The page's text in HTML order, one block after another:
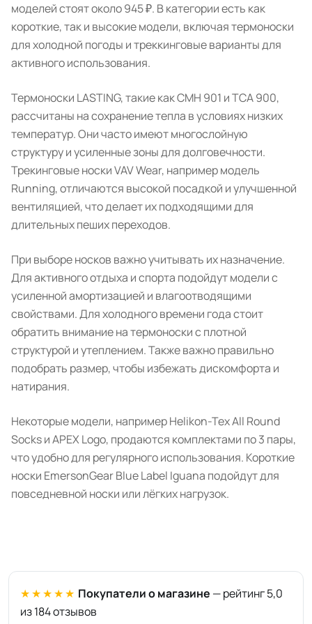
моделей стоят около 945 ₽. В категории есть как
короткие, так и высокие модели, включая термоноски
для холодной погоды и треккинговые варианты для
активного использования.
Термоноски LASTING, такие как CMH 901 и TCA 900,
рассчитаны на сохранение тепла в условиях низких
температур. Они часто имеют многослойную
структуру и усиленные зоны для долговечности.
Трекинговые носки VAV Wear, например модель
Running, отличаются высокой посадкой и улучшенной
вентиляцией, что делает их подходящими для
длительных пеших переходов.
При выборе носков важно учитывать их назначение.
Для активного отдыха и спорта подойдут модели с
усиленной амортизацией и влагоотводящими
свойствами. Для холодного времени года стоит
обратить внимание на термоноски с плотной
структурой и утеплением. Также важно правильно
подобрать размер, чтобы избежать дискомфорта и
натирания.
Некоторые модели, например Helikon-Tex All Round
Socks и APEX Logo, продаются комплектами по 3 пары,
что удобно для регулярного использования. Короткие
носки EmersonGear Blue Label Iguana подойдут для
повседневной носки или лёгких нагрузок.
★★★★★ Покупатели о магазине — рейтинг 5,0
из 184 отзывов